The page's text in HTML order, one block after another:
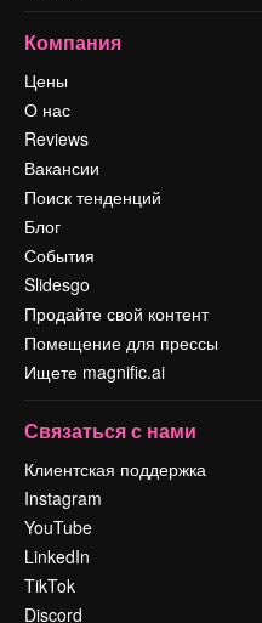
Компания
Цены
О нас
Reviews
Вакансии
Поиск тенденций
Блог
События
Slidesgo
Продайте свой контент
Помещение для прессы
Ищете magnific.ai
Связаться с нами
Клиентская поддержка
Instagram
YouTube
LinkedIn
TikTok
Discord